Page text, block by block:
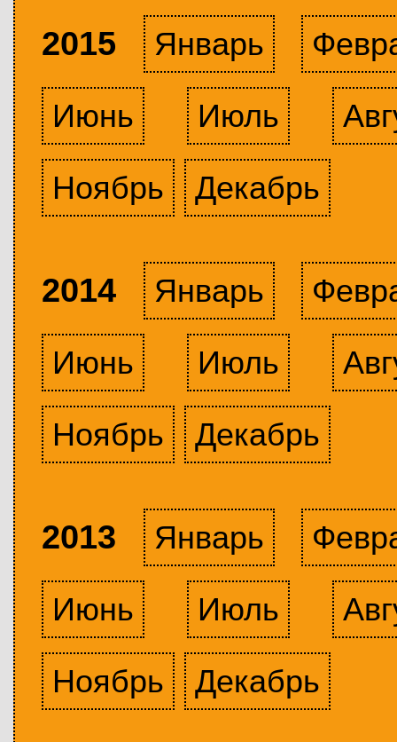
2015 Январь
Июнь
Июль
Ноябрь
Декабрь
2014 Январь
Июнь
Июль
Ноябрь
Декабрь
2013 Январь
Июнь
Июль
Ноябрь
Декабрь